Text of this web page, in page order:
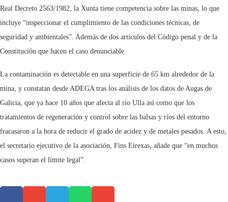
Real Decreto 2563/1982, la Xunta tiene competencia sobre las minas, lo que
incluye “inspeccionar el cumplimiento de las condiciones técnicas, de
seguridad y ambientales”. Además de dos artículos del Código penal y de la
Constitución que hacen el caso denunciable.
La contaminación es detectable en una superficie de 65 km alrededor de la
mina, y constatan desde ADEGA tras los análisis de los datos de Augas de
Galicia, que ya hace 10 años que afecta al río Ulla así como que los
tratamientos de regeneración y control sobre las balsas y ríos del entorno
fracasaron a la hora de reducir el grado de acidez y de metales pesados. A esto,
el secretario ejecutivo de la asociación, Fins Eirexas, añade que “en muchos
casos superan el límite legal”.